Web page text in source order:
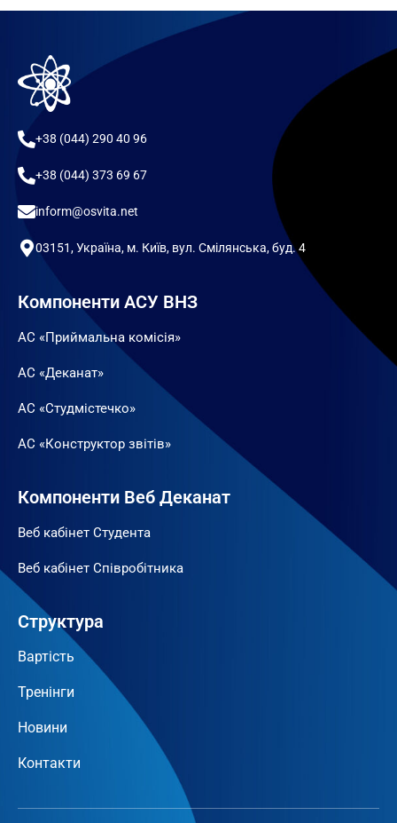
+38 (044) 290 40 96
+38 (044) 373 69 67
inform@osvita.net
03151, Україна, м. Київ, вул. Смілянська, буд. 4
Компоненти АСУ ВНЗ
АС «Приймальна комісія»
АС «Деканат»
АС «Студмістечко»
АС «Конструктор звітів»
Компоненти Веб Деканат
Веб кабінет Студента
Веб кабінет Співробітника
Структура
Вартість
Тренінги
Новини
Контакти